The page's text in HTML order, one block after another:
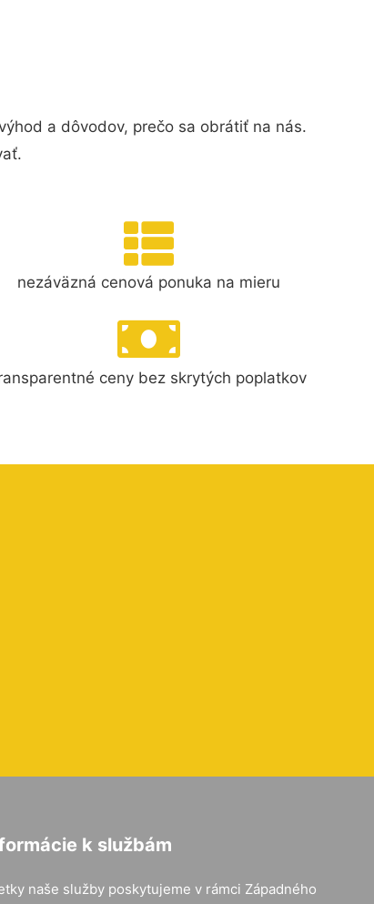
a dôvodov, prečo sa obrátiť na nás.
nezáväzná cenová ponuka na mieru
ceny bez skrytých poplatkov
k službám
naše služby poskytujeme v rámci Západného